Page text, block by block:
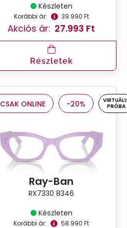
Készleten
Korábbi ár: 39.990 Ft
Akciós ár: 27.993 Ft
Részletek
CSAK ONLINE -20%
PRÓBA
Ray-Ban
RX7330 8346
Készleten
Korábbi ár: 58.990 Ft